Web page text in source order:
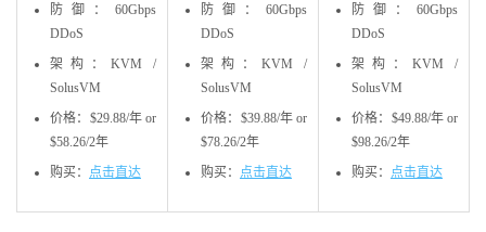
防御：60Gbps
DDoS
架构：KVM /
SolusVM
价格：$29.88/年 or
$58.26/2年
购买： 点击直达
防御：60Gbps
DDoS
架构：KVM /
SolusVM
价格：$39.88/年 or
$78.26/2年
购买： 点击直达
防御：60Gbps
DDoS
架构：KVM /
SolusVM
价格：$49.88/年 or
$98.26/2年
购买： 点击直达